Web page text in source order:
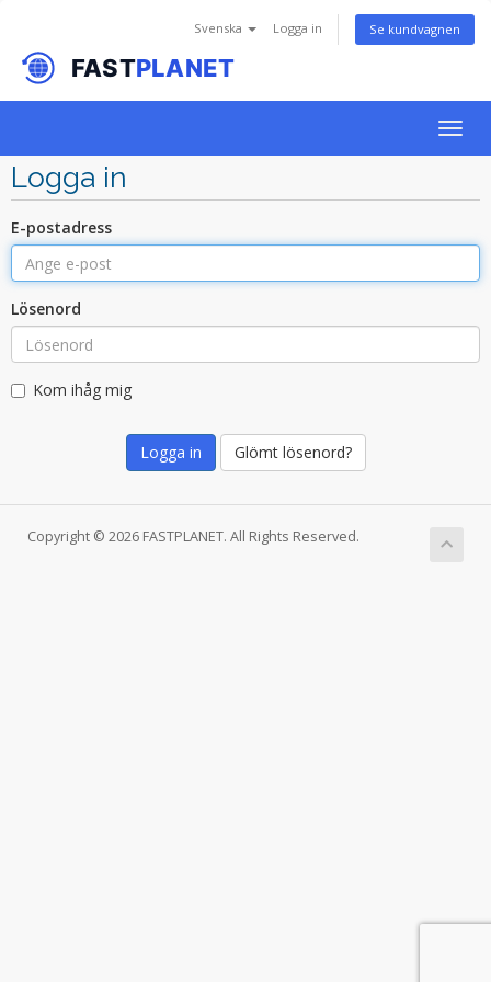
Svenska Logga in Se kundvagnen
Logga in
E-postadress
Lösenord
Kom ihåg mig
Glömt lösenord?
Copyright © 2026 FASTPLANET. All Rights Reserved.